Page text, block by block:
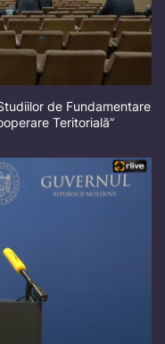
de Fundamentare
Teritorială”